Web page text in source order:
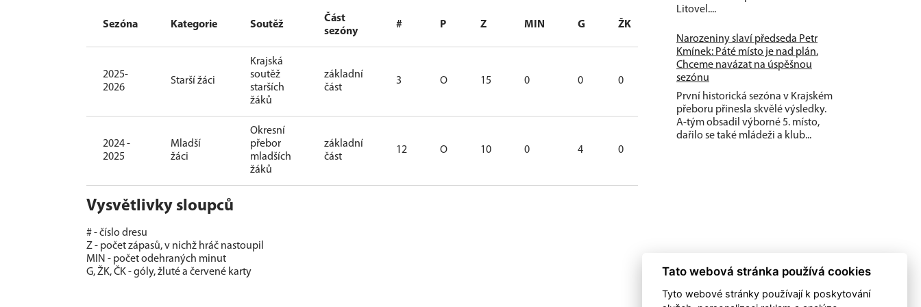
Sezóna Kategorie Soutěž
Část
sezóny
# P Z MIN G ŽK
2025-
2026
Starší žáci
Krajská
soutěž
starších
žáků
základní
část
3 O 15 0 0 0
2024 -
2025
Mladší
žáci
Okresní
přebor
mladších
žáků
základní
část
12 O 10 0 4 0
Vysvětlivky sloupců
# - číslo dresu
Z - počet zápasů, v nichž hráč nastoupil
MIN - počet odehraných minut
G, ŽK, ČK - góly, žluté a červené karty
Litovel....
Narozeniny slaví předseda Petr
Kmínek: Páté místo je nad plán.
Chceme navázat na úspěšnou
sezónu
První historická sezóna v Krajském
přeboru přinesla skvělé výsledky.
A-tým obsadil výborné 5. místo,
dařilo se také mládeži a klub...
Tato webová stránka používá cookies
Tyto webové stránky používají k poskytování